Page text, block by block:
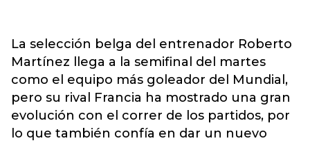
La selección belga del entrenador Roberto
Martínez llega a la semifinal del martes
como el equipo más goleador del Mundial,
pero su rival Francia ha mostrado una gran
evolución con el correr de los partidos, por
lo que también confía en dar un nuevo